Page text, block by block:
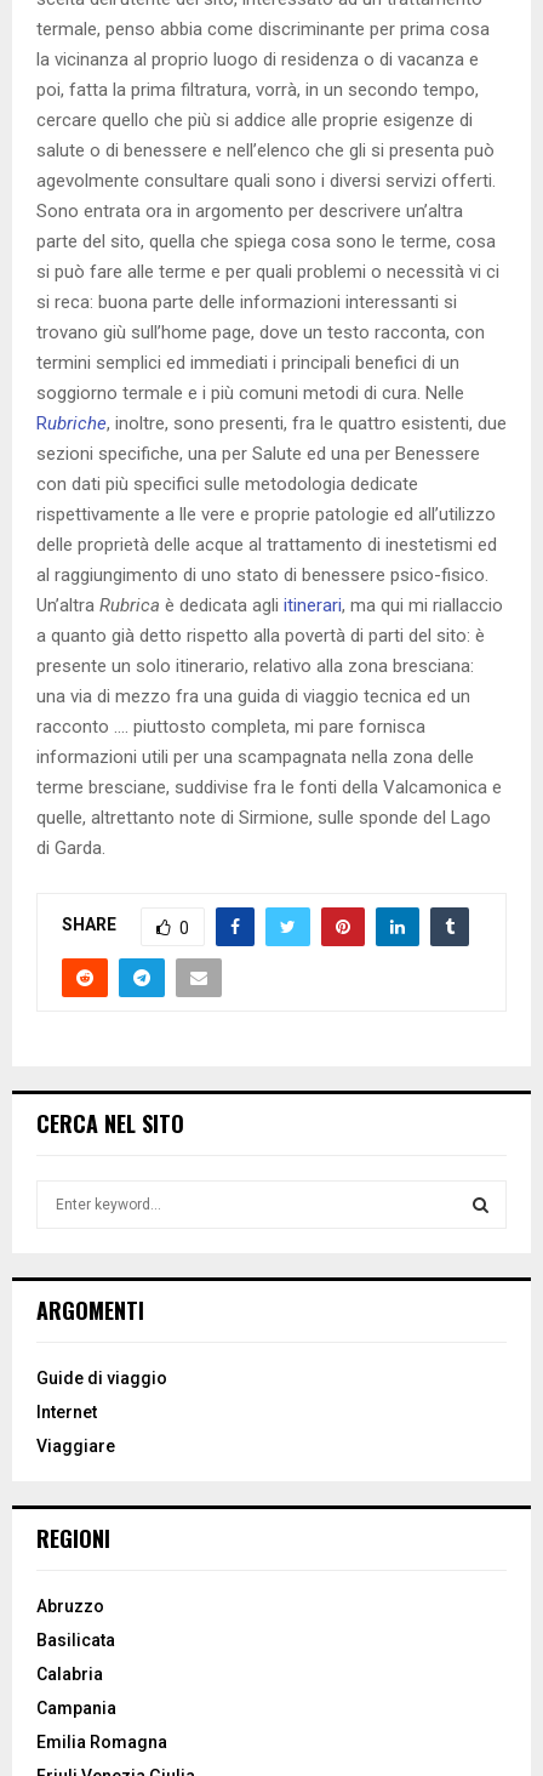
termale, penso abbia come discriminante per prima cosa
la vicinanza al proprio luogo di residenza o di vacanza e
poi, fatta la prima filtratura, vorrà, in un secondo tempo,
cercare quello che più si addice alle proprie esigenze di
salute o di benessere e nell’elenco che gli si presenta può
agevolmente consultare quali sono i diversi servizi offerti.
Sono entrata ora in argomento per descrivere un’altra
parte del sito, quella che spiega cosa sono le terme, cosa
si può fare alle terme e per quali problemi o necessità vi ci
si reca: buona parte delle informazioni interessanti si
trovano giù sull’home page, dove un testo racconta, con
termini semplici ed immediati i principali benefici di un
soggiorno termale e i più comuni metodi di cura. Nelle
Rubriche, inoltre, sono presenti, fra le quattro esistenti, due
sezioni specifiche, una per Salute ed una per Benessere
con dati più specifici sulle metodologia dedicate
rispettivamente a lle vere e proprie patologie ed all’utilizzo
delle proprietà delle acque al trattamento di inestetismi ed
al raggiungimento di uno stato di benessere psico-fisico.
Un’altra Rubrica è dedicata agli itinerari, ma qui mi riallaccio
a quanto già detto rispetto alla povertà di parti del sito: è
presente un solo itinerario, relativo alla zona bresciana:
una via di mezzo fra una guida di viaggio tecnica ed un
racconto …. piuttosto completa, mi pare fornisca
informazioni utili per una scampagnata nella zona delle
terme bresciane, suddivise fra le fonti della Valcamonica e
quelle, altrettanto note di Sirmione, sulle sponde del Lago
di Garda.
SHARE 0
CERCA NEL SITO
h
o
:
ARGOMENTI
Guide di viaggio
Internet
Viaggiare
REGIONI
Abruzzo
Basilicata
Calabria
Campania
Emilia Romagna